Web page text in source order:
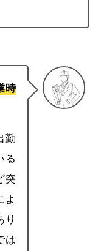
時
勤
る
突
よ
り
は